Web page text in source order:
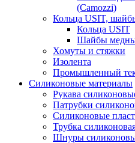
(Camozzi)
Кольца USIT,
Кольца USIT
Шайбы
Хомуты и стяжки
Изолента
Промышленный
Силиконовые материалы
Рукава
Патрубки
Силиконовые
Трубка
Шнуры